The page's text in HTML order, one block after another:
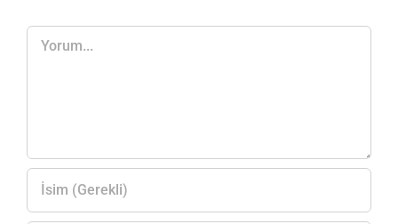
Yorum